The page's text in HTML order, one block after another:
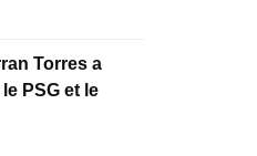
Torres a
PSG et le